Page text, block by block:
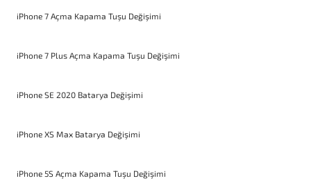
iPhone 7 Açma Kapama Tuşu Değişimi
iPhone 7 Plus Açma Kapama Tuşu Değişimi
iPhone SE 2020 Batarya Değişimi
iPhone XS Max Batarya Değişimi
iPhone 5S Açma Kapama Tuşu Değişimi